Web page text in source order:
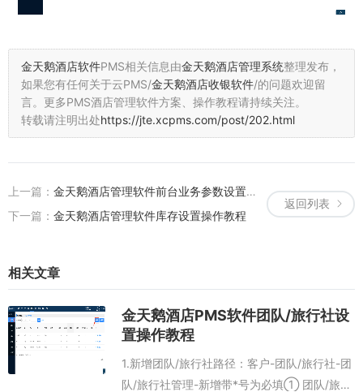
金天鹅酒店软件PMS相关信息由金天鹅酒店管理系统整理发布，
如果您有任何关于云PMS/金天鹅酒店收银软件/的问题欢迎留
言。 更多PMS酒店管理软件方案、操作教程请持续关注。
转载请注明出处https://jte.xcpms.com/post/202.html
返回列表
上一篇： 金天鹅酒店管理软件前台业务参数设置操作教程
下一篇： 金天鹅酒店管理软件库存设置操作教程
相关文章
金天鹅酒店PMS软件团队/旅行社设
置操作教程
1.新增团队/旅行社路径：客户-团队/旅行社-团
队/旅行社管理-新增带*号为必填① 团队/旅行